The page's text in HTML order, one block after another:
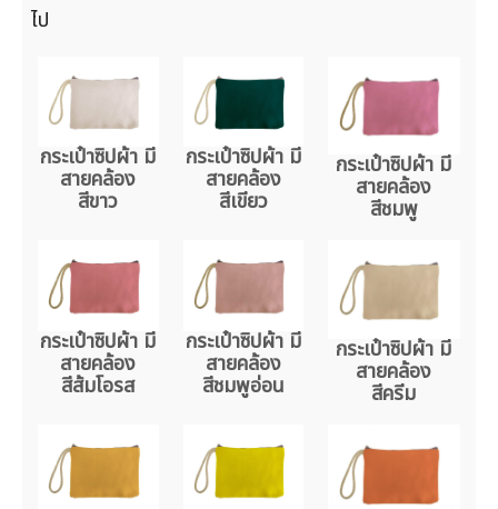
ไป
กระเป๋าซิปผ้า มี
สายคล้อง
สีขาว
กระเป๋าซิปผ้า มี
สายคล้อง
สีเขียว
กระเป๋าซิปผ้า มี
สายคล้อง
สีชมพู
กระเป๋าซิปผ้า มี
สายคล้อง
สีส้มโอรส
กระเป๋าซิปผ้า มี
สายคล้อง
สีชมพูอ่อน
กระเป๋าซิปผ้า มี
สายคล้อง
สีครีม